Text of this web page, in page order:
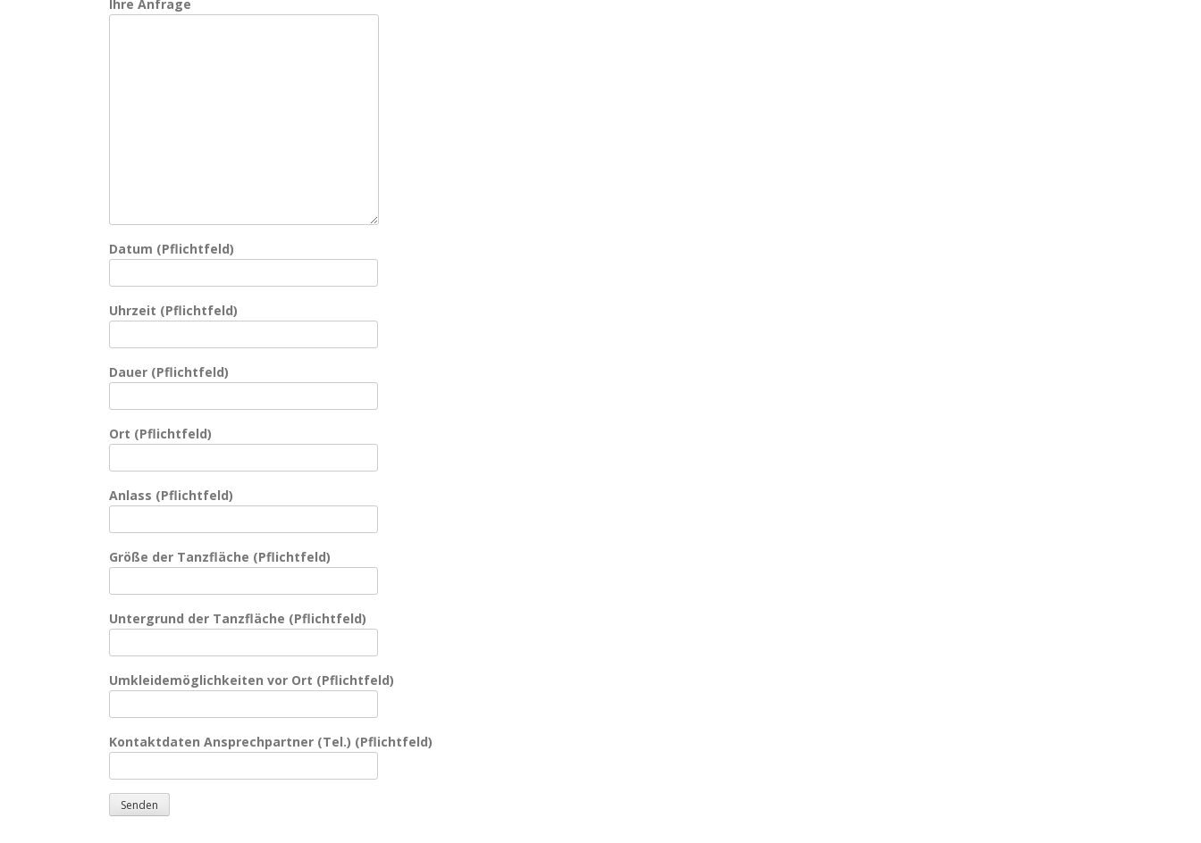
Ihre Anfrage
Datum (Pflichtfeld)
Uhrzeit (Pflichtfeld)
Dauer (Pflichtfeld)
Ort (Pflichtfeld)
Anlass (Pflichtfeld)
Größe der Tanzfläche (Pflichtfeld)
Untergrund der Tanzfläche (Pflichtfeld)
Umkleidemöglichkeiten vor Ort (Pflichtfeld)
Kontaktdaten Ansprechpartner (Tel.) (Pflichtfeld)